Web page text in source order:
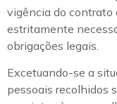
vigência do contrato
estritamente
obrigações legais.
Excetuando-se a
pessoais recolhidos